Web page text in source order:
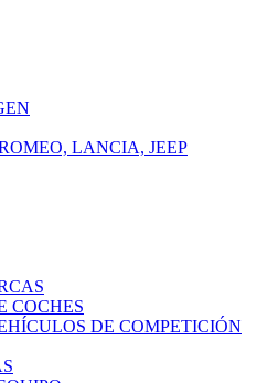
LANCIA, JEEP
COCHES
DE COMPETICIÓN